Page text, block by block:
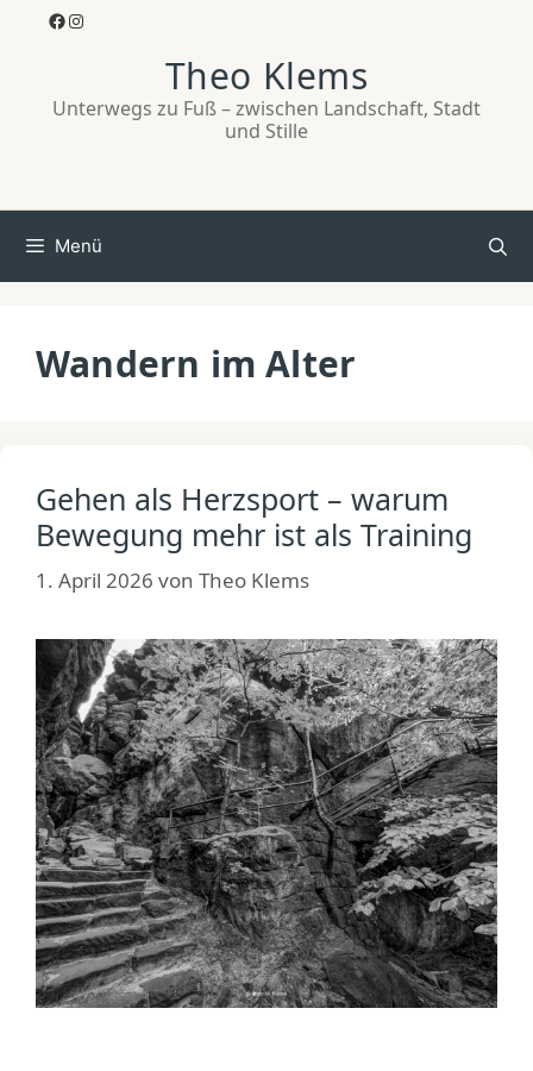
Facebook
Instagram
Theo Klems
Unterwegs zu Fuß – zwischen Landschaft, Stadt
und Stille
Menü
Wandern im Alter
Gehen als Herzsport – warum
Bewegung mehr ist als Training
1. April 2026 von Theo Klems